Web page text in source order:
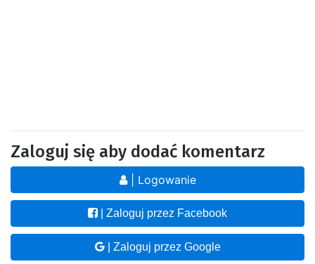
Zaloguj się aby dodać komentarz
| Logowanie
| Zaloguj przez Facebook
| Zaloguj przez Google